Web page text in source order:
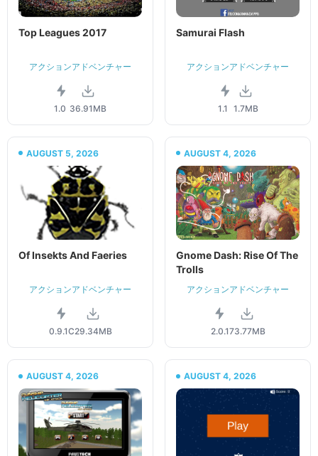
Top Leagues 2017
アクションアドベンチャー
1.0 36.91MB
Samurai Flash
アクションアドベンチャー
1.1 1.7MB
AUGUST 5, 2026
Of Insekts And Faeries
アクションアドベンチャー
0.9.1C29.34MB
AUGUST 4, 2026
Gnome Dash: Rise Of The
Trolls
アクションアドベンチャー
2.0.173.77MB
AUGUST 4, 2026 AUGUST 4, 2026